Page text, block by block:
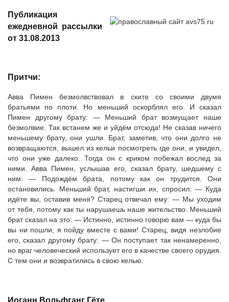
Публикация
ежедневной рассылки
от 31.08.2013
Притчи:
Авва Пимен безмолвствовал в ските со своими двумя
братьями по плоти. Но меньший оскорблял его. И сказал
Пимен другому брату: — Меньший брат возмущает наше
безмолвие. Так встанем же и уйдём отсюда! Не сказав ничего
меньшему брату, они ушли. Брат, заметив, что они долго не
возвращаются, вышел из кельи посмотреть где они, и увидел,
что они уже далеко. Тогда он с криком побежал вослед за
ними. Авва Пимен, услышав его, сказал брату, шедшему с
ним: — Подождём брата, потому как он трудится. Они
остановились. Меньший брат, настигши их, спросил: — Куда
идёте вы, оставив меня? Старец отвечал ему: — Мы уходим
от тебя, потому как ты нарушаешь наше жительство. Меньший
брат сказал на это: — Истинно, истинно говорю вам — куда бы
вы ни пошли, я пойду вместе с вами! Старец, видя незлобие
его, сказал другому брату: — Он поступает так ненамеренно,
но враг человеческий использует его в качестве своего орудия.
С тем они и возвратились в свою келью.
Иоганн Вольфганг Гёте